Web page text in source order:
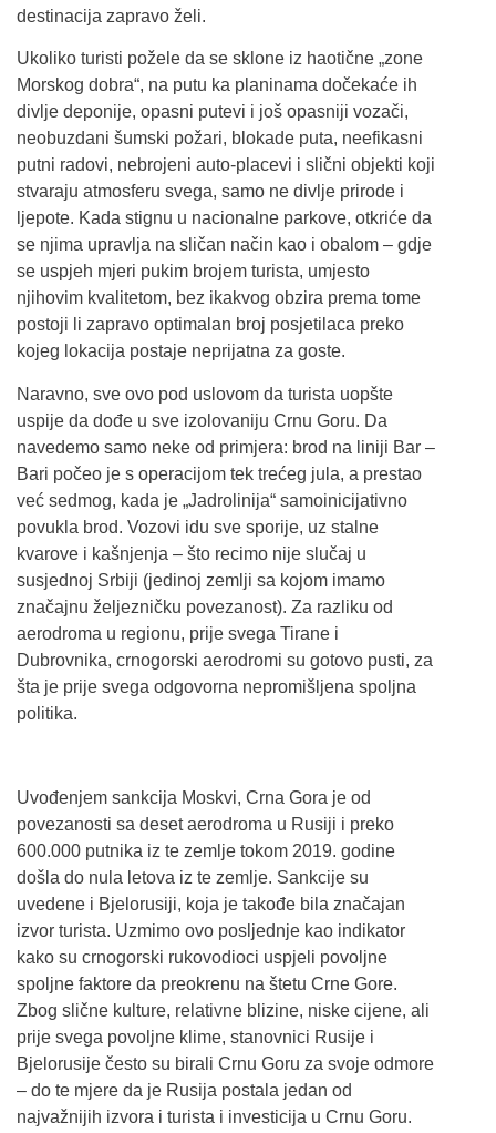
destinacija zapravo želi.
Ukoliko turisti požele da se sklone iz haotične „zone
Morskog dobra“, na putu ka planinama dočekaće ih
divlje deponije, opasni putevi i još opasniji vozači,
neobuzdani šumski požari, blokade puta, neefikasni
putni radovi, nebrojeni auto-placevi i slični objekti koji
stvaraju atmosferu svega, samo ne divlje prirode i
ljepote. Kada stignu u nacionalne parkove, otkriće da
se njima upravlja na sličan način kao i obalom – gdje
se uspjeh mjeri pukim brojem turista, umjesto
njihovim kvalitetom, bez ikakvog obzira prema tome
postoji li zapravo optimalan broj posjetilaca preko
kojeg lokacija postaje neprijatna za goste.
Naravno, sve ovo pod uslovom da turista uopšte
uspije da dođe u sve izolovaniju Crnu Goru. Da
navedemo samo neke od primjera: brod na liniji Bar –
Bari počeo je s operacijom tek trećeg jula, a prestao
već sedmog, kada je „Jadrolinija“ samoinicijativno
povukla brod. Vozovi idu sve sporije, uz stalne
kvarove i kašnjenja – što recimo nije slučaj u
susjednoj Srbiji (jedinoj zemlji sa kojom imamo
značajnu željezničku povezanost). Za razliku od
aerodroma u regionu, prije svega Tirane i
Dubrovnika, crnogorski aerodromi su gotovo pusti, za
šta je prije svega odgovorna nepromišljena spoljna
politika.
Uvođenjem sankcija Moskvi, Crna Gora je od
povezanosti sa deset aerodroma u Rusiji i preko
600.000 putnika iz te zemlje tokom 2019. godine
došla do nula letova iz te zemlje. Sankcije su
uvedene i Bjelorusiji, koja je takođe bila značajan
izvor turista. Uzmimo ovo posljednje kao indikator
kako su crnogorski rukovodioci uspjeli povoljne
spoljne faktore da preokrenu na štetu Crne Gore.
Zbog slične kulture, relativne blizine, niske cijene, ali
prije svega povoljne klime, stanovnici Rusije i
Bjelorusije često su birali Crnu Goru za svoje odmore
– do te mjere da je Rusija postala jedan od
najvažnijih izvora i turista i investicija u Crnu Goru.